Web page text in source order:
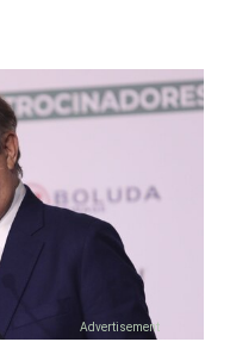
EmailFacebook
mediante Twitter
actual mediante LinkedIn
actual mediante